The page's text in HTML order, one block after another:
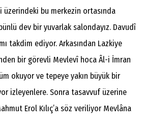
üzerindeki bu merkezin ortasında
dev bir yuvarlak salondayız. Davudî
takdim ediyor. Arkasından Lazkiye
bir görevli Mevlevî hoca Âl-i İmran
okuyor ve tepeye yakın büyük bir
izleyenlere. Sonra tasavvuf üzerine
Erol Kılıç’a söz veriliyor Mevlâna